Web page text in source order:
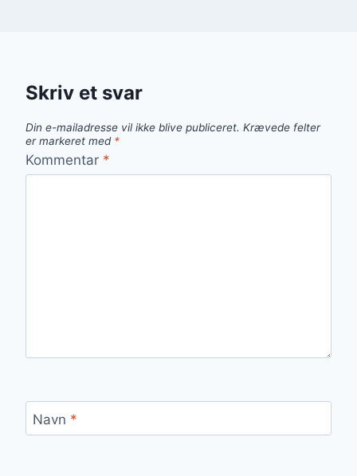
Skriv et svar
Din e-mailadresse vil ikke blive publiceret. Krævede felter
er markeret med *
Kommentar *
Navn *